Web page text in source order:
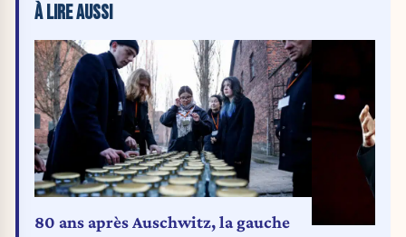
À LIRE AUSSI
80 ans après Auschwitz, la gauche